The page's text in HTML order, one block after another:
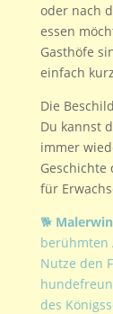
oder nach
essen
Gasthöfe
einfach
Die
Du kannst
immer
Geschichte
für
🐕
berühmten
Nutze den
des